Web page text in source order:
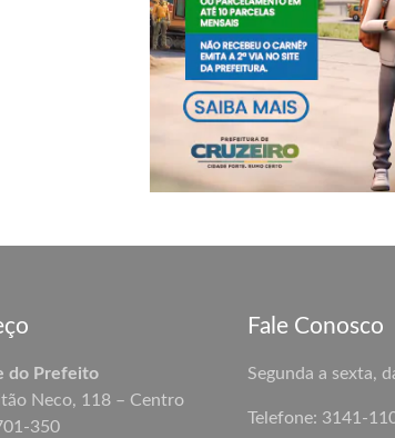
do Prefeito
Neco, 118 – Centro
350
Fale Conosco
Segunda a sexta,
Telefone: 3141-